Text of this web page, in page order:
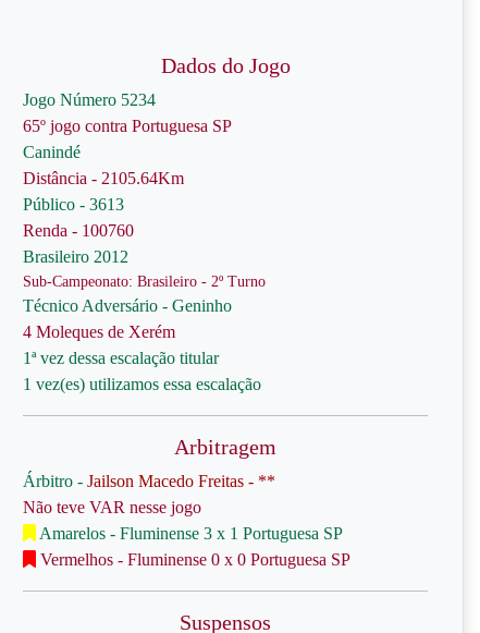
Dados do Jogo
Jogo Número 5234
65º jogo contra Portuguesa SP
Canindé
Distância - 2105.64Km
Público - 3613
Renda - 100760
Brasileiro 2012
Sub-Campeonato: Brasileiro - 2º Turno
Técnico Adversário - Geninho
4 Moleques de Xerém
1ª vez dessa escalação titular
1 vez(es) utilizamos essa escalação
Arbitragem
Árbitro - Jailson Macedo Freitas - **
Não teve VAR nesse jogo
Amarelos - Fluminense 3 x 1 Portuguesa SP
Vermelhos - Fluminense 0 x 0 Portuguesa SP
Suspensos